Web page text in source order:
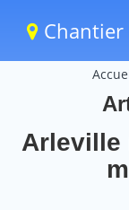
Chantier
Arleville